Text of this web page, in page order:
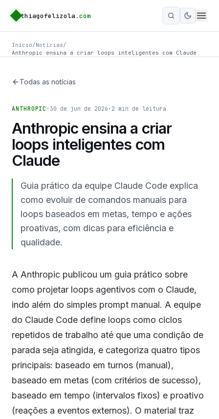
thiagofelizola .com
Ativar
Início/Notícias/
Anthropic ensina a criar loops inteligentes com Claude
Todas as notícias
ANTHROPIC · 30 de jun de 2026 · 2 min de leitura
Anthropic ensina a criar
loops inteligentes com
Claude
Guia prático da equipe Claude Code explica
como evoluir de comandos manuais para
loops baseados em metas, tempo e ações
proativas, com dicas para eficiência e
qualidade.
A Anthropic publicou um guia prático sobre
como projetar loops agentivos com o Claude,
indo além do simples prompt manual. A equipe
do Claude Code define loops como ciclos
repetidos de trabalho até que uma condição de
parada seja atingida, e categoriza quatro tipos
principais: baseado em turnos (manual),
baseado em metas (com critérios de sucesso),
baseado em tempo (intervalos fixos) e proativo
(reações a eventos externos). O material traz